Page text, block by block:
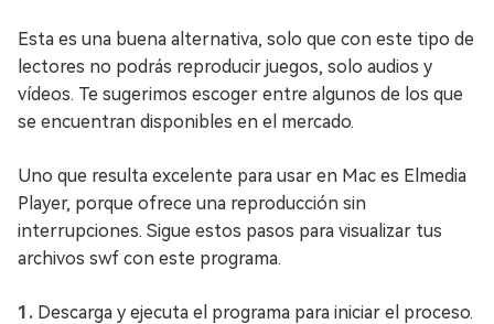
Esta es una buena alternativa, solo que con este tipo de
lectores no podrás reproducir juegos, solo audios y
vídeos. Te sugerimos escoger entre algunos de los que
se encuentran disponibles en el mercado.
Uno que resulta excelente para usar en Mac es Elmedia
Player, porque ofrece una reproducción sin
interrupciones. Sigue estos pasos para visualizar tus
archivos swf con este programa.
Descarga y ejecuta el programa para iniciar el proceso.